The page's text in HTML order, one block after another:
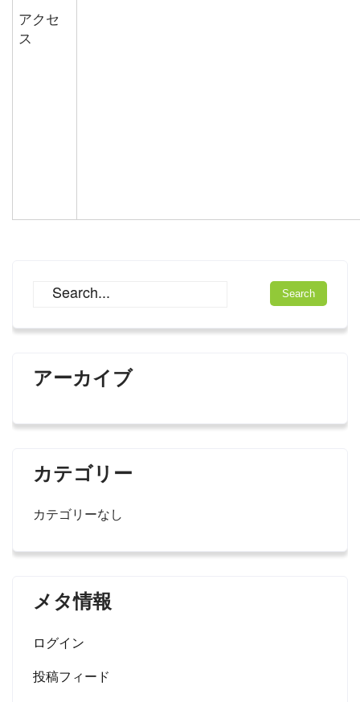
アクセ
ス
アーカイブ
カテゴリー
カテゴリーなし
メタ情報
ログイン
投稿フィード